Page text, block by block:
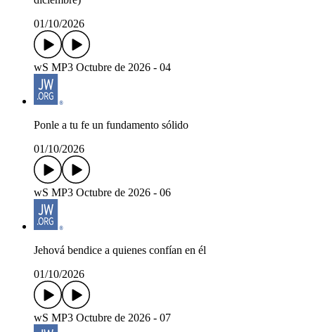
01/10/2026
wS MP3 Octubre de 2026 - 04
Ponle a tu fe un fundamento sólido
01/10/2026
wS MP3 Octubre de 2026 - 06
Jehová bendice a quienes confían en él
01/10/2026
wS MP3 Octubre de 2026 - 07